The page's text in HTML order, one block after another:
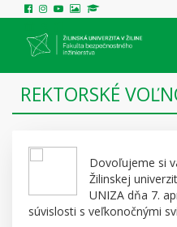
REKTORSKÉ
Dovoľujeme si
Žilinskej
UNIZA dňa 7.
súvislosti s veľkonočnými